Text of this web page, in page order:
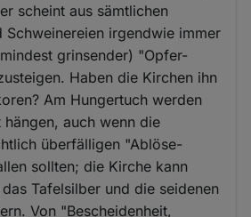
scheint aus sämtlichen
Schweinereien irgendwie immer
grinsender) "Opfer-
Haben die Kirchen ihn
Am Hungertuch werden
auch wenn die
überfälligen "Ablöse-
sollten; die Kirche kann
Tafelsilber und die seidenen
Von "Bescheidenheit,